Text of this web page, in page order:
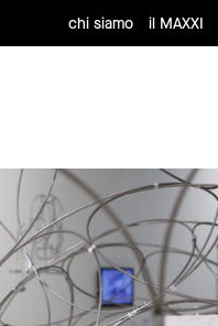
chi siamo il MAXXI